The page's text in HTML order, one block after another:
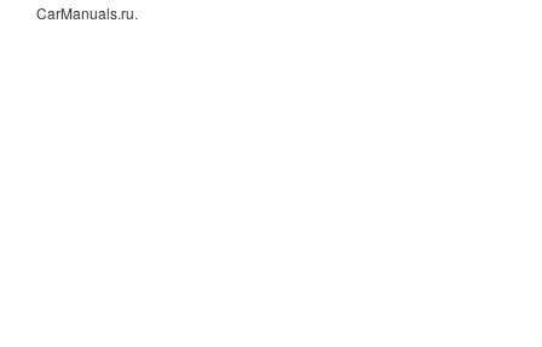
CarManuals.ru.